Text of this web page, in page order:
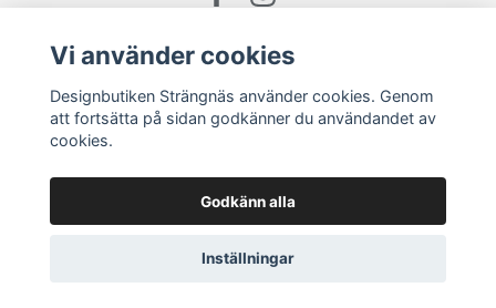
© 2026 Designbutiken Strängnäs
Vi använder cookies
Designbutiken Strängnäs använder cookies. Genom
att fortsätta på sidan godkänner du användandet av
cookies.
Godkänn alla
Inställningar